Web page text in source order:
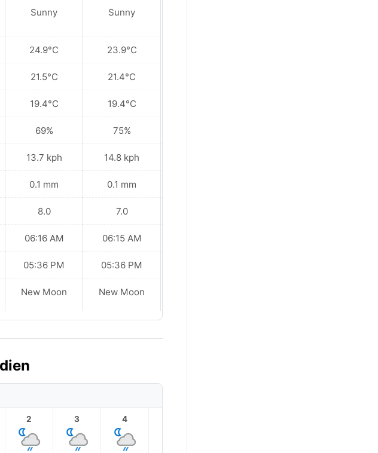
Sunny
24.9°C
21.5°C
19.4°C
69%
13.7 kph
0.1 mm
8.0
06:16 AM
05:36 PM
New Moon
Sunny
23.9°C
21.4°C
19.4°C
75%
14.8 kph
0.1 mm
7.0
06:15 AM
05:36 PM
New Moon
2 3 4